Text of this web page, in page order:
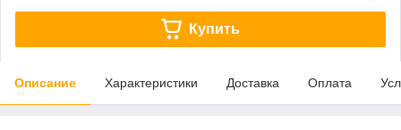
Купить
Описание Характеристики Доставка Оплата